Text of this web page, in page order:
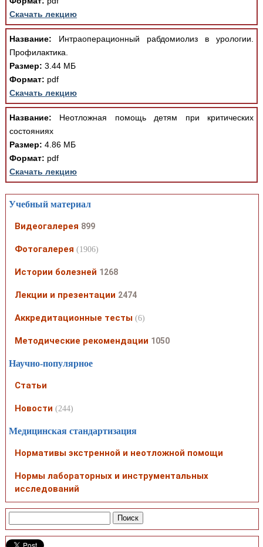
Скачать лекцию
Название: Интраоперационный рабдомиолиз в урологии.
Профилактика.
Размер: 3.44 МБ
Формат: pdf
Скачать лекцию
Название: Неотложная помощь детям при критических
состояниях
Размер: 4.86 МБ
Формат: pdf
Скачать лекцию
Учебный материал
Видеогалерея 899
Фотогалерея (1906)
Истории болезней 1268
Лекции и презентации 2474
Аккредитационные тесты (6)
Методические рекомендации 1050
Научно-популярное
Статьи
Новости (244)
Медицинская стандартизация
Нормативы экстренной и неотложной помощи
Нормы лабораторных и инструментальных
исследований